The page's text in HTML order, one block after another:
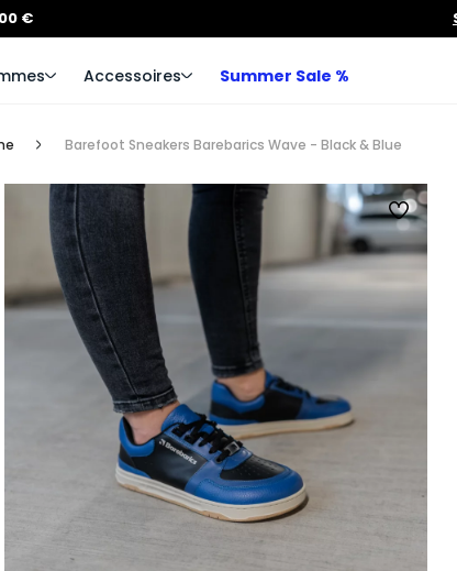
€
Accessoires Summer Sale %
Barefoot Sneakers Barebarics Wave - Black & Blue